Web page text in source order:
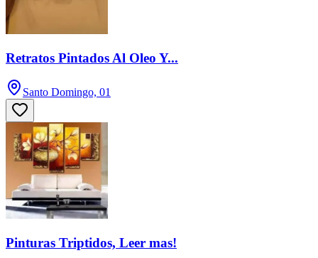
Retratos Pintados Al Oleo Y...
Santo Domingo, 01
Pinturas Triptidos, Leer mas!